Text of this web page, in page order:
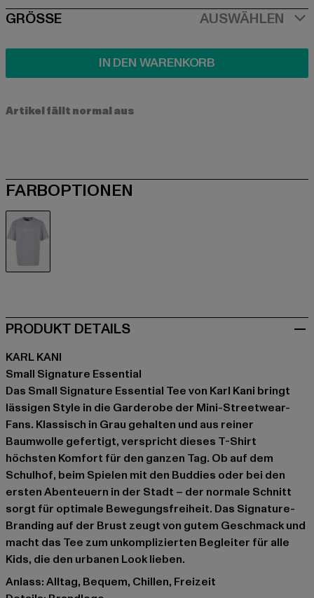
SIZE
GRÖSSE AUSWÄHLEN
IN DEN WARENKORB
Artikel fällt normal aus
FARBOPTIONEN
PRODUKT DETAILS
KARL KANI
Small Signature Essential
Das Small Signature Essential Tee von Karl Kani bringt
lässigen Style in die Garderobe der Mini-Streetwear-
Fans. Klassisch in Grau gehalten und aus reiner
Baumwolle gefertigt, verspricht dieses T-Shirt
höchsten Komfort für den ganzen Tag. Ob auf dem
Schulhof, beim Spielen mit den Buddies oder bei den
ersten Abenteuern in der Stadt – der normale Schnitt
sorgt für optimale Bewegungsfreiheit. Das Signature-
Branding auf der Brust zeugt von gutem Geschmack und
macht das Tee zum unkomplizierten Begleiter für alle
Kids, die den urbanen Look lieben.
Anlass: Alltag, Bequem, Chillen, Freizeit